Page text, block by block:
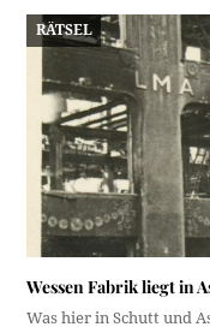
RÄTSEL
Wessen Fabrik liegt in
Was hier in Schutt und